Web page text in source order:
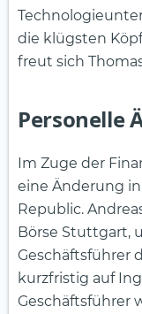
die klügsten
freut sich
Personelle
Im Zuge der
eine Änderung
Republic.
Börse Stuttgart,
Geschäftsführer
kurzfristig auf
Geschäftsführer